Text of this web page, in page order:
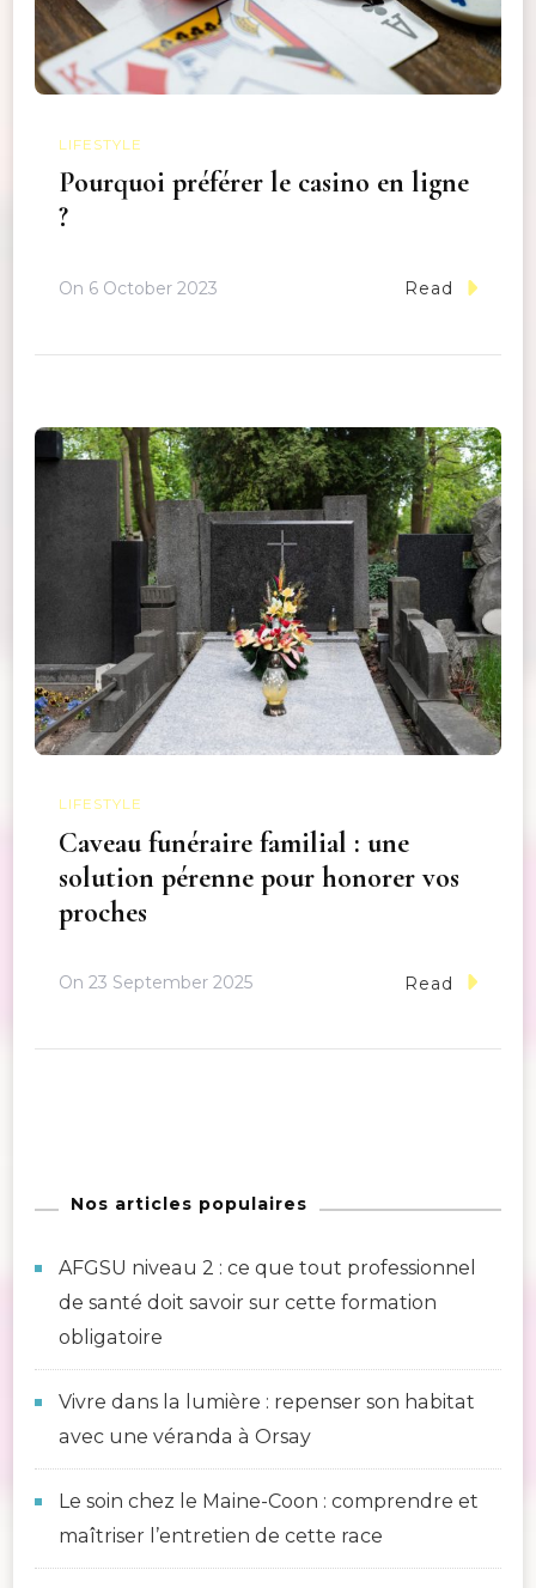
LIFESTYLE
Pourquoi préférer le casino en ligne
?
On 6 October 2023 Read
LIFESTYLE
Caveau funéraire familial : une
solution pérenne pour honorer vos
proches
On 23 September 2025 Read
Nos articles populaires
AFGSU niveau 2 : ce que tout professionnel
de santé doit savoir sur cette formation
obligatoire
Vivre dans la lumière : repenser son habitat
avec une véranda à Orsay
Le soin chez le Maine-Coon : comprendre et
maîtriser l’entretien de cette race